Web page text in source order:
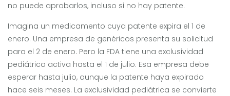
no puede aprobarlos, incluso si no hay patente.
Imagina un medicamento cuya patente expira el 1 de
enero. Una empresa de genéricos presenta su solicitud
para el 2 de enero. Pero la FDA tiene una exclusividad
pediátrica activa hasta el 1 de julio. Esa empresa debe
esperar hasta julio, aunque la patente haya expirado
hace seis meses. La exclusividad pediátrica se convierte